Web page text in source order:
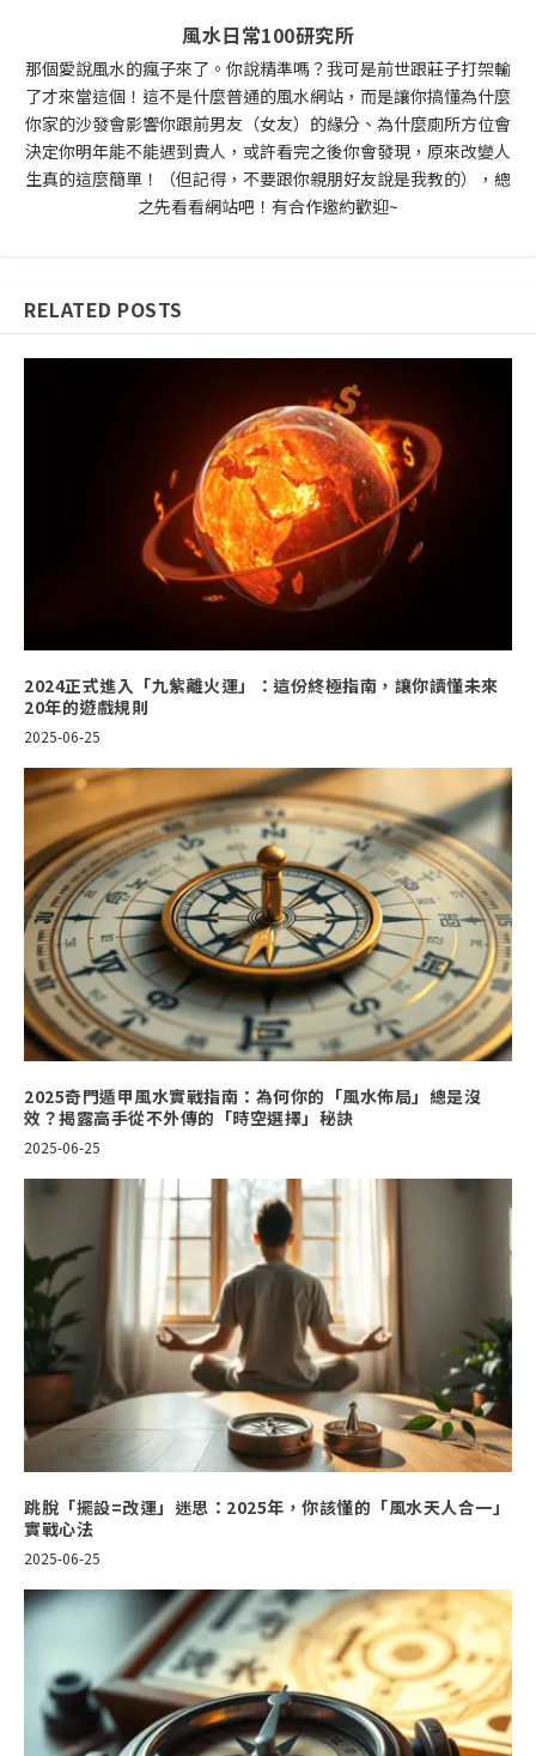
風水日常100研究所
那個愛說風水的瘋子來了。你說精準嗎？我可是前世跟莊子打架輸
了才來當這個！這不是什麼普通的風水網站，而是讓你搞懂為什麼
你家的沙發會影響你跟前男友（女友）的緣分、為什麼廁所方位會
決定你明年能不能遇到貴人，或許看完之後你會發現，原來改變人
生真的這麼簡單！（但記得，不要跟你親朋好友說是我教的），總
之先看看網站吧！有合作邀約歡迎~
RELATED POSTS
2024正式進入「九紫離火運」：這份終極指南，讓你讀懂未來
20年的遊戲規則
2025-06-25
2025奇門遁甲風水實戰指南：為何你的「風水佈局」總是沒
效？揭露高手從不外傳的「時空選擇」秘訣
2025-06-25
跳脫「擺設=改運」迷思：2025年，你該懂的「風水天人合一」
實戰心法
2025-06-25